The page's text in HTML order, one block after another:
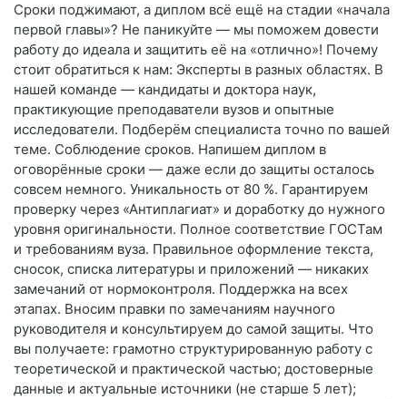
Сроки поджимают, а диплом всё ещё на стадии «начала
первой главы»? Не паникуйте — мы поможем довести
работу до идеала и защитить её на «отлично»! Почему
стоит обратиться к нам: Эксперты в разных областях. В
нашей команде — кандидаты и доктора наук,
практикующие преподаватели вузов и опытные
исследователи. Подберём специалиста точно по вашей
теме. Соблюдение сроков. Напишем диплом в
оговорённые сроки — даже если до защиты осталось
совсем немного. Уникальность от 80 %. Гарантируем
проверку через «Антиплагиат» и доработку до нужного
уровня оригинальности. Полное соответствие ГОСТам
и требованиям вуза. Правильное оформление текста,
сносок, списка литературы и приложений — никаких
замечаний от нормоконтроля. Поддержка на всех
этапах. Вносим правки по замечаниям научного
руководителя и консультируем до самой защиты. Что
вы получаете: грамотно структурированную работу с
теоретической и практической частью; достоверные
данные и актуальные источники (не старше 5 лет);